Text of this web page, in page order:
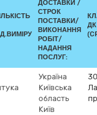
ДОСТАВКИ /
СТРОК
ПОСТАВКИ/
ВИКОНАННЯ
РОБІТ/
НАДАННЯ
ПОСЛУГ:
ДК
Україна
Київська
область
Київ